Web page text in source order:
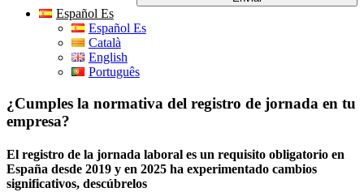
Español Es
Español Es
Català
English
Português
¿Cumples la normativa del registro de jornada en tu
empresa?
El registro de la jornada laboral es un requisito obligatorio en
España desde 2019 y en 2025 ha experimentado cambios
significativos, descúbrelos